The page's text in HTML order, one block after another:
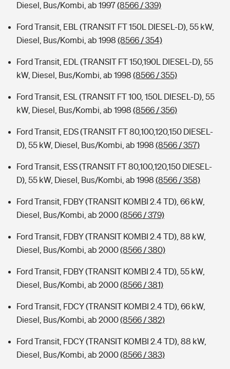
Diesel, Bus/Kombi, ab 1997(8566 / 339)
Ford Transit, EBL (TRANSIT FT 150L DIESEL-D), 55 kW,
Diesel, Bus/Kombi, ab 1998 (8566 / 354)
Ford Transit, EDL (TRANSIT FT 150,190L DIESEL-D), 55
kW, Diesel, Bus/Kombi, ab 1998 (8566 / 355)
Ford Transit, ESL (TRANSIT FT 100, 150L DIESEL-D), 55
kW, Diesel, Bus/Kombi, ab 1998 (8566 / 356)
Ford Transit, EDS (TRANSIT FT 80,100,120,150 DIESEL-
D), 55 kW, Diesel, Bus/Kombi, ab 1998 (8566 / 357)
Ford Transit, ESS (TRANSIT FT 80,100,120,150 DIESEL-
D), 55 kW, Diesel, Bus/Kombi, ab 1998 (8566 / 358)
Ford Transit, FDBY (TRANSIT KOMBI 2.4 TD), 66 kW,
Diesel, Bus/Kombi, ab 2000(8566 / 379)
Ford Transit, FDBY (TRANSIT KOMBI 2.4 TD), 88 kW,
Diesel, Bus/Kombi, ab 2000(8566 / 380)
Ford Transit, FDBY (TRANSIT KOMBI 2.4 TD), 55 kW,
Diesel, Bus/Kombi, ab 2000(8566 / 381)
Ford Transit, FDCY (TRANSIT KOMBI 2.4 TD), 66 kW,
Diesel, Bus/Kombi, ab 2000(8566 / 382)
Ford Transit, FDCY (TRANSIT KOMBI 2.4 TD), 88 kW,
Diesel, Bus/Kombi, ab 2000(8566 / 383)